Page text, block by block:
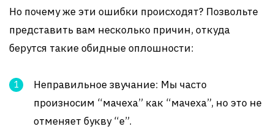
Но почему же эти ошибки происходят? Позвольте
представить вам несколько причин, откуда
берутся такие обидные оплошности:
Неправильное звучание: Мы часто
произносим “мачеха” как “мачеха”, но это не
отменяет букву “е”.